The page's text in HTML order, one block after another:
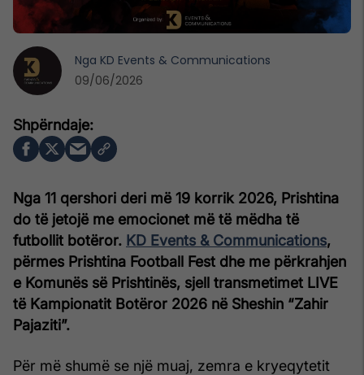
Nga 11 qershori deri më 19 korrik 2026, Prishtina
do të jetojë me emocionet më të mëdha të
futbollit botëror. KD Events & Communications,
përmes Prishtina Football Fest dhe me përkrahjen
e Komunës së Prishtinës, sjell transmetimet LIVE
të Kampionatit Botëror 2026 në Sheshin “Zahir
Pajaziti”.
Për më shumë se një muaj, zemra e kryeqytetit
Nga KD Events & Communications
09/06/2026